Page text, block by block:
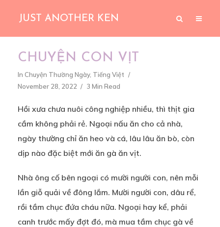
JUST ANOTHER KEN
CHUYỆN CON VỊT
In Chuyện Thường Ngày, Tiếng Việt
November 28, 2022
3 Min Read
Hồi xưa chưa nuôi công nghiệp nhiều, thì thịt gia
cầm không phải rẻ. Ngoại nấu ăn cho cả nhà,
ngày thường chỉ ăn heo và cá, lâu lâu ăn bò, còn
dịp nào đặc biệt mới ăn gà ăn vịt.
Nhà ông cố bên ngoại có mười người con, nên mỗi
lần giỗ quải về đông lắm. Mười người con, dâu rể,
rồi tầm chục đứa cháu nữa. Ngoại hay kể, phải
canh trước mấy đợt đó, mà mua tầm chục gà về